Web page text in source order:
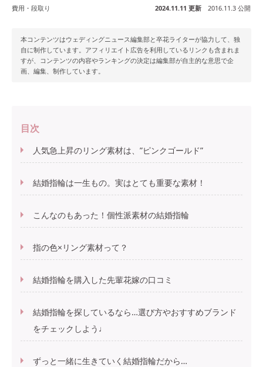
費用・段取り 2024.11.11 更新 2016.11.3 公開
本コンテンツはウェディングニュース編集部と卒花ライターが協力して、独
自に制作しています。アフィリエイト広告を利用しているリンクも含まれま
すが、コンテンツの内容やランキングの決定は編集部が自主的な意思で企
画、編集、制作しています。
目次
人気急上昇のリング素材は、”ピンクゴールド”
結婚指輪は一生もの。実はとても重要な素材！
こんなのもあった！個性派素材の結婚指輪
指の色×リング素材って？
結婚指輪を購入した先輩花嫁の口コミ
結婚指輪を探しているなら…選び方やおすすめブランド
をチェックしよう♩
ずっと一緒に生きていく結婚指輪だから…